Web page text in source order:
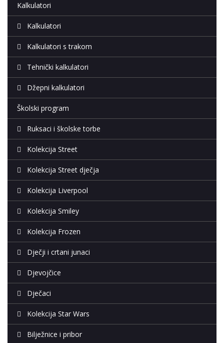
Kalkulatori
Kalkulatori
Kalkulatori s trakom
Tehnički kalkulatori
Džepni kalkulatori
Školski program
Ruksaci i školske torbe
Kolekcija Street
Kolekcija Street dječja
Kolekcija Liverpool
Kolekcija Smiley
Kolekcija Frozen
Dječji i crtani junaci
Djevojčice
Dječaci
Kolekcija Star Wars
Bilježnice i pribor